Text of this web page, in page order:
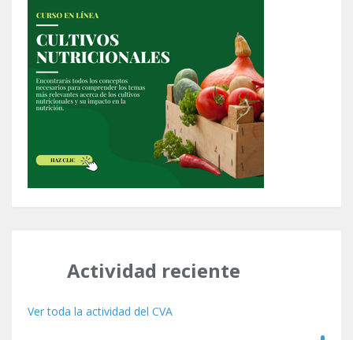
Actividad reciente
Ver toda la actividad del CVA